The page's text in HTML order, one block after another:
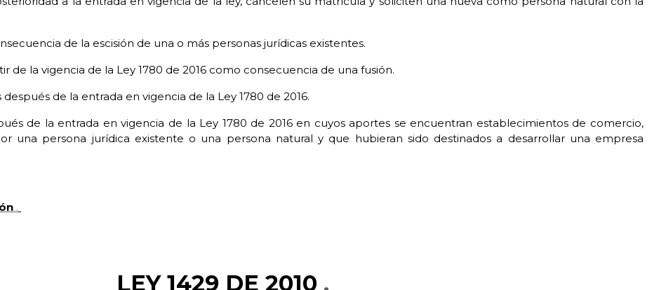
de la escisión de una o más personas jurídicas existentes.
de la vigencia de la Ley 1780 de 2016 como consecuencia de una fusión.
de la entrada en vigencia de la Ley 1780 de 2016.
de la entrada en vigencia de la Ley 1780 de 2016 en cuyos aportes se encuentran establecimientos de comercio,
una persona jurídica existente o una persona natural y que hubieran sido destinados a desarrollar una empresa
.
LEY 1429 DE 2010 .